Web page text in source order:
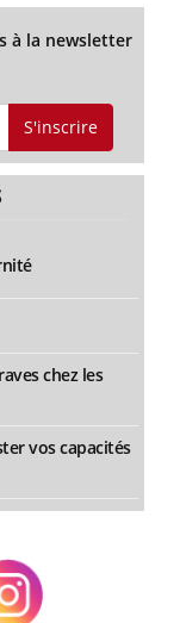
à la newsletter
S'inscrire
chez les
vos capacités